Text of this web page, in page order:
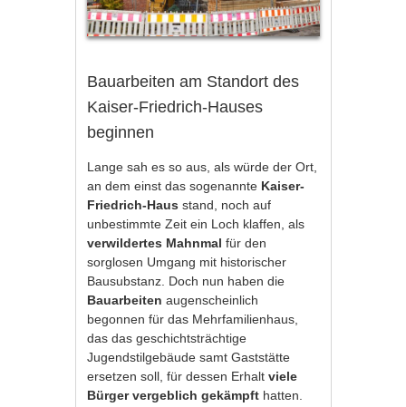
Bauarbeiten am Standort des
Kaiser-Friedrich-Hauses
beginnen
Lange sah es so aus, als würde der Ort,
an dem einst das sogenannte Kaiser-
Friedrich-Haus stand, noch auf
unbestimmte Zeit ein Loch klaffen, als
verwildertes Mahnmal für den
sorglosen Umgang mit historischer
Bausubstanz. Doch nun haben die
Bauarbeitenaugenscheinlich
begonnen für das Mehrfamilienhaus,
das das geschichtsträchtige
Jugendstilgebäude samt Gaststätte
ersetzen soll, für dessen Erhaltviele
Bürger vergeblich gekämpft hatten.